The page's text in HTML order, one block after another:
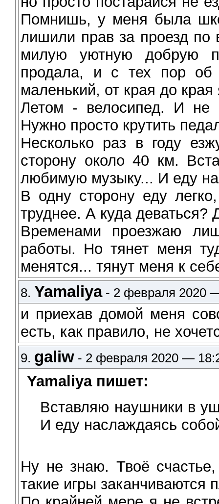
Помнишь, у меня была
лишили прав за проезд по
милую уютную добрую
продала, и с тех пор
маленький, от края до
Летом - велосипед. И не
Нужно просто крутить
Несколько раз в году
сторону около 40 км.
любимую музыку... И еду
В одну сторону еду
труднее. А куда деваться?
Временами проезжаю
работы. Но тянет меня
менятся... тянут меня к
8. Yamaliya- 2 февраля 2020
и приехав домой меня
есть, как правило, не
9. galiw - 2 февраля 2020 —
Yamaliya пишет:
Вставляю наушники в
И еду наслаждаясь
Ну не знаю. Твоё
такие игры заканчиваются